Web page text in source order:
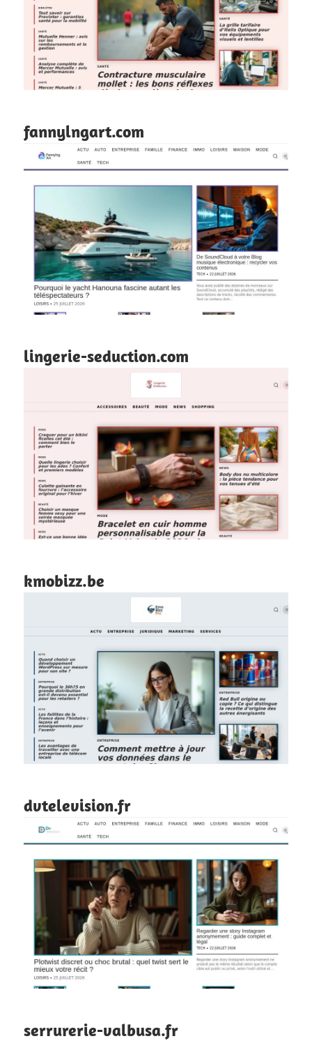
fannylngart.com
lingerie-seduction.com
kmobizz.be
dvtelevision.fr
serrurerie-valbusa.fr